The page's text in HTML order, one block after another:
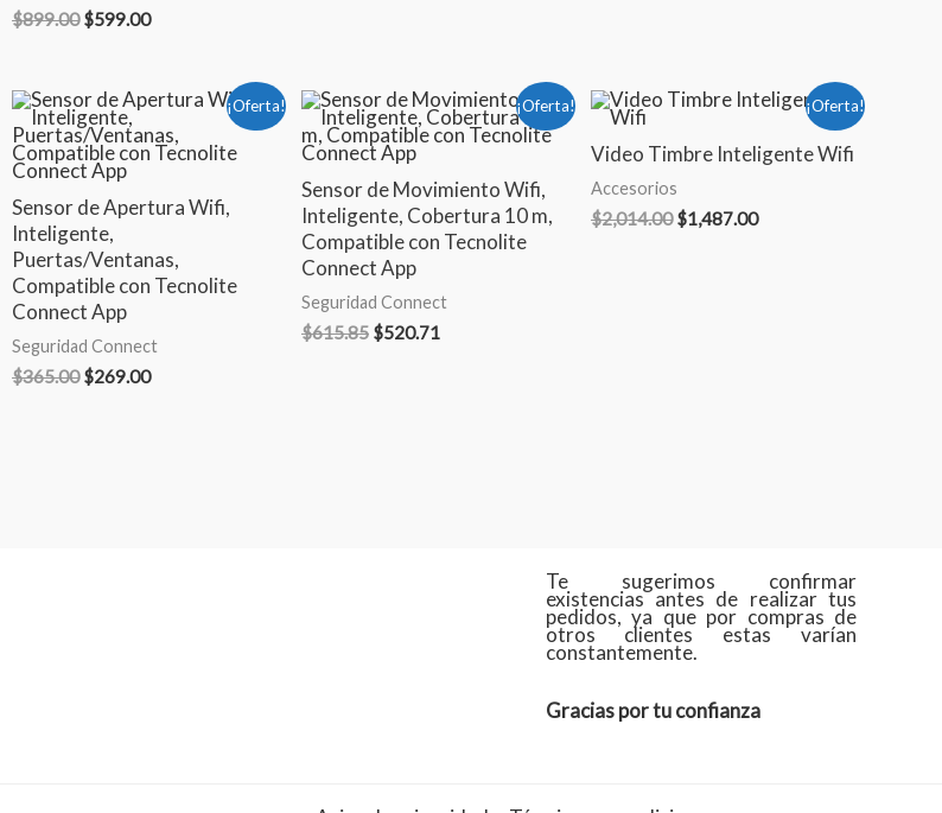
$899.00 $599.00
¡Oferta!
Sensor de Apertura Wifi,
Inteligente,
Puertas/Ventanas,
Compatible con Tecnolite
Connect App
Seguridad Connect
$365.00
El
precio
original
era:
$269.00
El
actual
es:
¡Oferta!
Sensor de Movimiento Wifi,
Inteligente, Cobertura 10 m,
Compatible con Tecnolite
Connect App
Seguridad Connect
$615.85
El
precio
original
era:
$615.85.
$520.71
El
precio
actual
$520.71.
¡Oferta!
Video Timbre Inteligente Wifi
Accesorios
$2,014.00
El
original
era:
$2,014.00.
$1,487.00
El
actual
es:
Te sugerimos confirmar
existencias antes de realizar tus
pedidos, ya que por compras de
otros clientes estas varían
constantemente.
Gracias por tu confianza